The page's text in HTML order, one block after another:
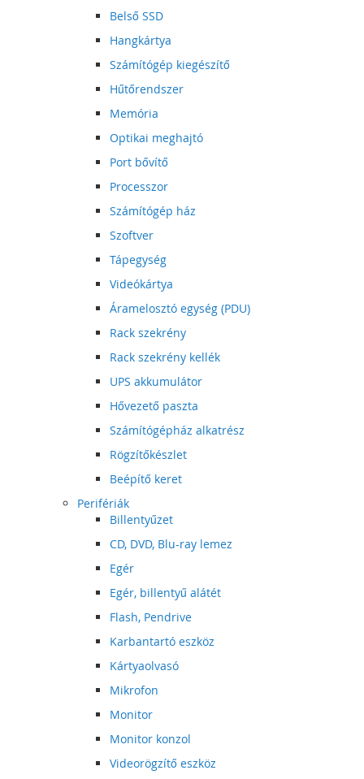
Belső SSD
Hangkártya
Számítógép kiegészítő
Hűtőrendszer
Memória
Optikai meghajtó
Port bővítő
Processzor
Számítógép ház
Szoftver
Tápegység
Videókártya
Áramelosztó egység (PDU)
Rack szekrény
Rack szekrény kellék
UPS akkumulátor
Hővezető paszta
Számítógépház alkatrész
Rögzítőkészlet
Beépítő keret
Perifériák
Billentyűzet
CD, DVD, Blu-ray lemez
Egér
Egér, billentyű alátét
Flash, Pendrive
Karbantartó eszköz
Kártyaolvasó
Mikrofon
Monitor
Monitor konzol
Videorögzítő eszköz